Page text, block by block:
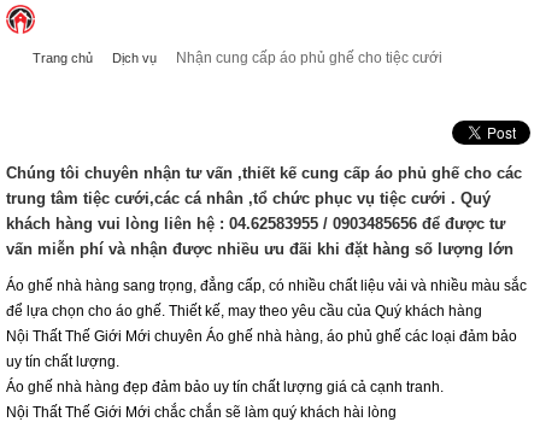
Trang chủ Dịch vụ Nhận cung cấp áo phủ ghế cho tiệc cưới
Chúng tôi chuyên nhận tư vấn ,thiết kế cung cấp áo phủ ghế cho các
trung tâm tiệc cưới,các cá nhân ,tổ chức phục vụ tiệc cưới . Quý
khách hàng vui lòng liên hệ : 04.62583955 / 0903485656 để được tư
vấn miễn phí và nhận được nhiều ưu đãi khi đặt hàng số lượng lớn
Áo ghế nhà hàng sang trọng, đẳng cấp, có nhiều chất liệu vải và nhiều màu sắc
để lựa chọn cho áo ghế. Thiết kế, may theo yêu cầu của Quý khách hàng
Nội Thất Thế Giới Mới chuyên Áo ghế nhà hàng, áo phủ ghế các loại đảm bảo
uy tín chất lượng.
Áo ghế nhà hàng đẹp đảm bảo uy tín chất lượng giá cả cạnh tranh.
Nội Thất Thế Giới Mới chắc chắn sẽ làm quý khách hài lòng